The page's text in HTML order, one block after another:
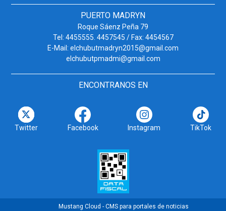
PUERTO MADRYN
Roque Sáenz Peña 79
Tel: 4455555. 4457545 / Fax: 4454567
E-Mail: elchubutmadryn2015@gmail.com
elchubutpmadmi@gmail.com
ENCONTRANOS EN
Twitter Facebook Instagram TikTok
Mustang Cloud - CMS para portales de noticias